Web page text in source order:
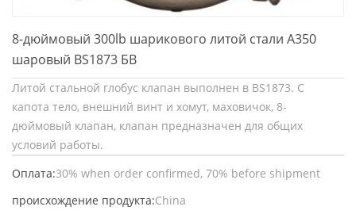
8-дюймовый 300lb шарикового литой стали А350
шаровый BS1873 БВ
Литой стальной глобус клапан выполнен в BS1873. С
капота тело, внешний винт и хомут, маховичок, 8-
дюймовый клапан, клапан предназначен для общих
условий работы.
Оплата:30% when order confirmed, 70% before shipment
происхождение продукта:China